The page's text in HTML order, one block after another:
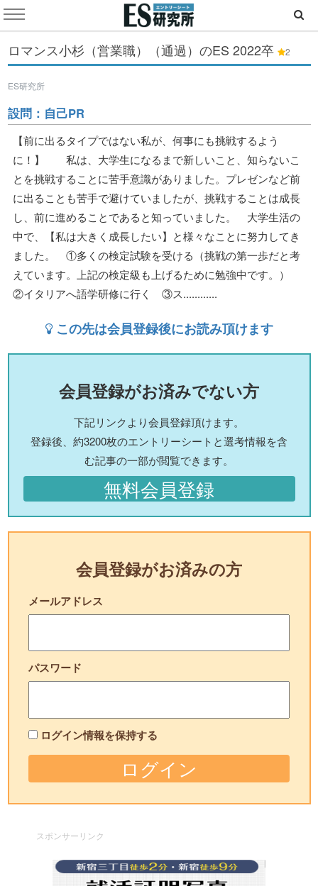
ロマンス小杉（営業職）（通過）のES 2022卒 2
ES研究所
設問：自己PR
【前に出るタイプではない私が、何事にも挑戦するよう
に！】 私は、大学生になるまで新しいこと、知らないこ
とを挑戦することに苦手意識がありました。プレゼンなど前
に出ることも苦手で避けていましたが、挑戦することは成長
し、前に進めることであると知っていました。 大学生活の
中で、【私は大きく成長したい】と様々なことに努力してき
ました。 ①多くの検定試験を受ける（挑戦の第一歩だと考
えています。上記の検定級も上げるために勉強中です。）
②イタリアへ語学研修に行く ③ス............
この先は会員登録後にお読み頂けます
会員登録がお済みでない方
下記リンクより会員登録頂けます。
登録後、約3200枚のエントリーシートと選考情報を含
む記事の一部が閲覧できます。
無料会員登録
会員登録がお済みの方
メールアドレス
パスワード
ログイン情報を保持する
スポンサーリンク